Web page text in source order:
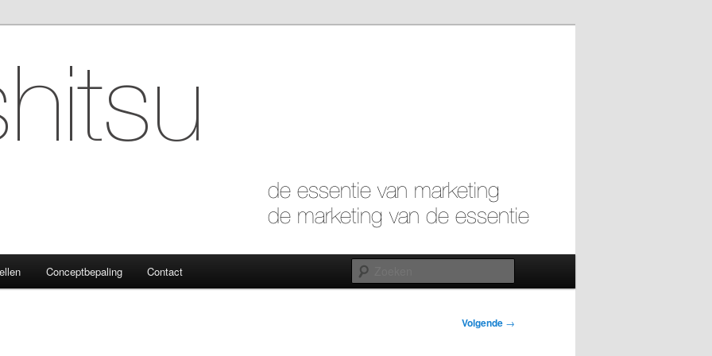
Conceptbepaling Contact
Volgende →